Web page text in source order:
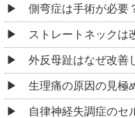
側弯症は手術が必要
ストレートネックは
外反母趾はなぜ改善
生理痛の原因の見極
自律神経失調症のセ